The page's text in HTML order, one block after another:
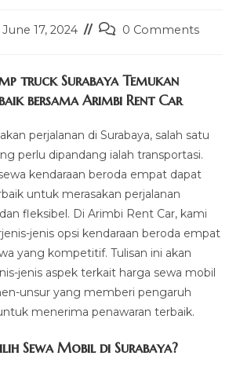
June 17, 2024
Post0 Comments
truck Surabaya Temukan
bersama Arimbi Rent Car
perjalanan di Surabaya, salah satu
perlu dipandang ialah transportasi.
kendaraan beroda empat dapat
untuk merasakan perjalanan
fleksibel. Di Arimbi Rent Car, kami
jenis opsi kendaraan beroda empat
yang kompetitif. Tulisan ini akan
jenis aspek terkait harga sewa mobil
unsur yang memberi pengaruh
menerima penawaran terbaik.
Sewa Mobil di Surabaya?